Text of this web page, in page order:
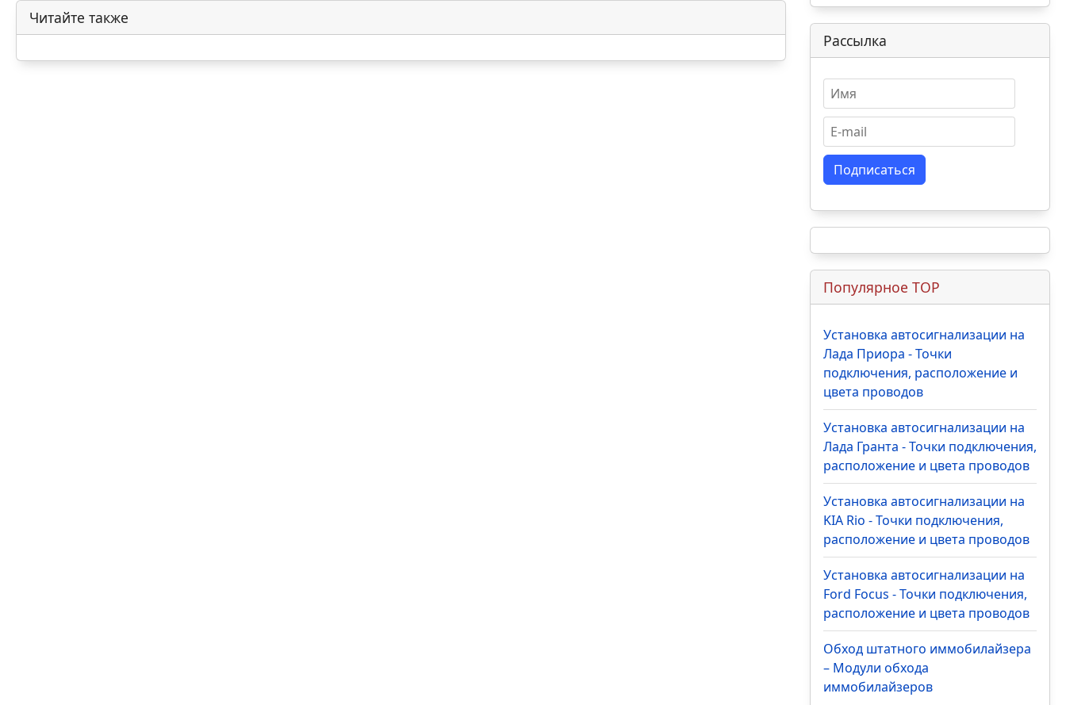
Читайте также
Рассылка
Подписаться
Популярное TOP
Установка автосигнализации на
Лада Приора - Точки
подключения, расположение и
цвета проводов
Установка автосигнализации на
Лада Гранта - Точки подключения,
расположение и цвета проводов
Установка автосигнализации на
KIA Rio - Точки подключения,
расположение и цвета проводов
Установка автосигнализации на
Ford Focus - Точки подключения,
расположение и цвета проводов
Обход штатного иммобилайзера
– Модули обхода
иммобилайзеров